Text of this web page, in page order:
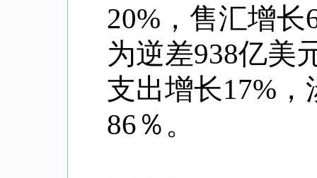
20%，售汇增
为逆差938亿美
支出增长17%
86％。